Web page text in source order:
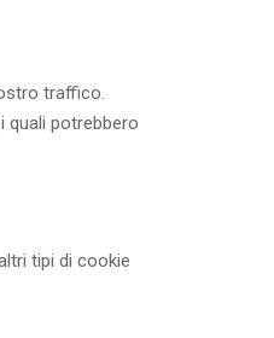
traffico.
quali potrebbero
tipi di cookie